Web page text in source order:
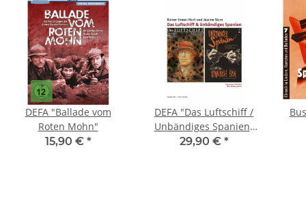
DEFA "Ballade vom
Roten Mohn"
15,90 € *
DEFA "Das Luftschiff /
Unbändiges Spanien"
[DVD]
29,90 € *